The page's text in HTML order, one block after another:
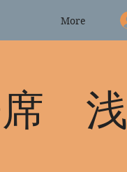
More
席 浅